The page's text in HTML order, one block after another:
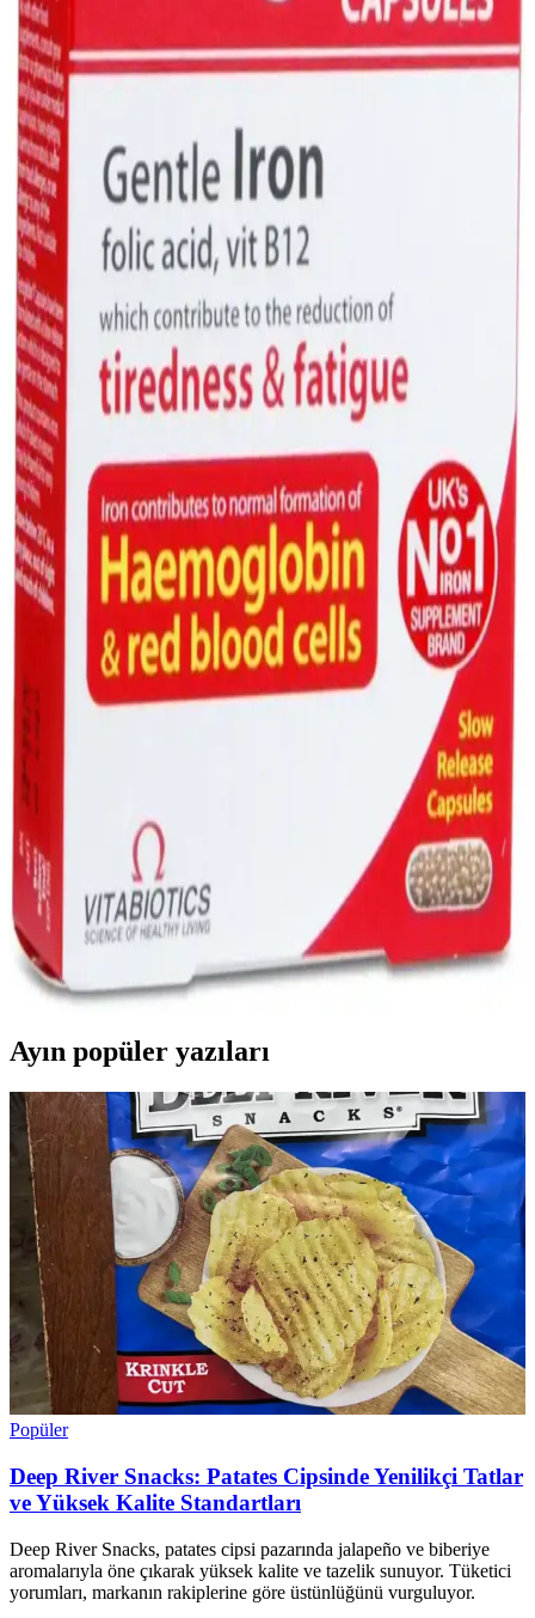
Demir Damlası Nedir, Faydaları ve Dozajı
Hakkında Bilmeniz Gerekenler
Demir damlası, demir eksikliğini gideren ve enerji seviyesini artıran
kolay kullanımlı bir takviyedir. Doğru doz ve kullanım ile
sağlığınıza katkı sağlar.
Ocean Demir Damla: Demir Takviyesi ile Sağlıklı
Yaşam İçin Güvenilir Çözüm
Ocean Demir Damla, damla formunda demir içeriğiyle kullanım
kolaylığı sağlar, demir eksikliği ve anemiye karşı güvenilir bir
takviye seçeneğidir.
Marketlerde Bulunan Demir Takviyeleri: Çeşitleri,
Kullanım İpuçları ve Sağlık Önemi
Marketlerde bulunan çeşitli demir takviyeleri, ihtiyaçlara uygun form
ve dozda sunulur. Doğru ürünü seçmek için ürün etiketlerini dikkatle
inceleyin ve uzmanlara danışın.
Demir Takviyeleri: Süpermarketlerde Sağlığınıza
Destek Olacak Bilgiler ve Tavsiyeler
Süpermarketlerde bulunan demir takviyeleri, farklı form ve dozaj
seçenekleriyle demir eksikliğini gidermede önemli rol oynar.
Güvenilir ürünler ve doğru kullanım ipuçlarıyla sağlığınızı
Süpermarketlerde Karşınıza Çıkabilecek Metal
Türleri ve Özellikleri Rehberi
Süpermarketlerde sıkça rastlanan metal türleri ve özellikleri
hakkında bilgi edinerek ürünleri doğru kullanabilir, dayanıklılık ve
kaliteyi artırabilirsiniz.
Feroglobin: Demir ve Vitamin Takviyesi ile Sağlıklı
Kan ve Enerji Desteği
Feroglobin, demir, çinko ve B vitaminleri içeren mideyi yormayan
bir takviyedir. Demir eksikliği ve yorgunlukla mücadelede destek
sağlar, bağışıklığı güçlendirir ve enerji seviyelerini yükseltir.
Ayın popüler yazıları
Popüler
Deep River Snacks: Patates Cipsinde Yenilikçi Tatlar
ve Yüksek Kalite Standartları
Deep River Snacks, patates cipsi pazarında jalapeño ve biberiye
aromalarıyla öne çıkarak yüksek kalite ve tazelik sunuyor. Tüketici
yorumları, markanın rakiplerine göre üstünlüğünü vurguluyor.